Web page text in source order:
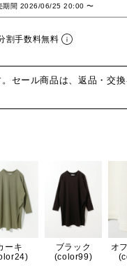
ーキ
ブラック
(color99)
オ
期間 2026/06/25 20:00〜
割手数料無料
セール商品は、返品・交